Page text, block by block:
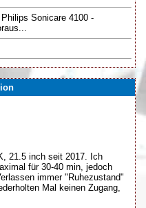
Sonicare 4100 -
21.5 inch seit 2017. Ich
für 30-40 min, jedoch
immer "Ruhezustand"
Mal keinen Zugang,